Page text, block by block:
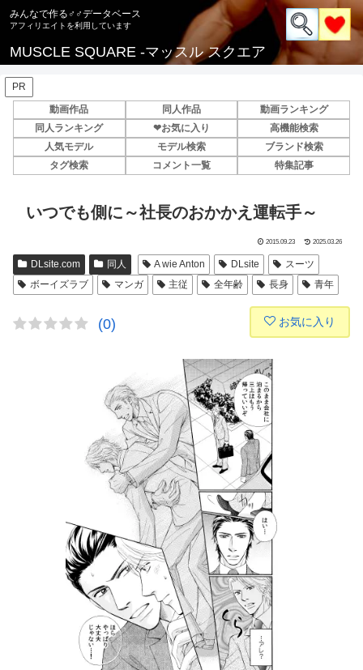
みんなで作る♂♂データベース
MUSCLE SQUARE -マッスル スクエア
PR
動画作品
同人作品
動画ランキング
同人ランキング
❤お気に入り
高機能検索
人気モデル
モデル検索
ブランド検索
タグ検索
コメント一覧 特集記事
いつでも側に～社長のおかかえ運転手～
2015.09.23 2025.03.26
DLsite.com 同人 A wie Anton DLsite
スーツ
ボーイズラブ
マンガ 主従 全年齢 長身 青年
(0) お気に入り